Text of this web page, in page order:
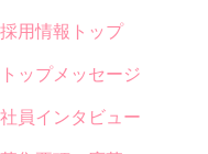
採用情報トップ
トップメッセージ
社員インタビュー